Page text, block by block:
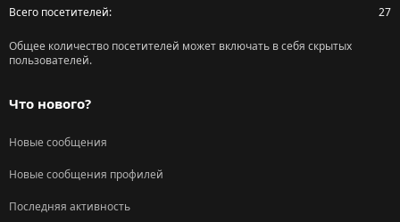
Всего посетителей 27
Общее количество посетителей может включать в себя скрытых
пользователей.
Что нового?
Новые сообщения
Новые сообщения профилей
Последняя активность